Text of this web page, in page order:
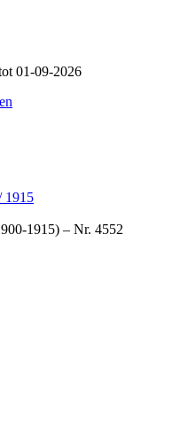
01-09-2026
1915
1915) – Nr. 4552